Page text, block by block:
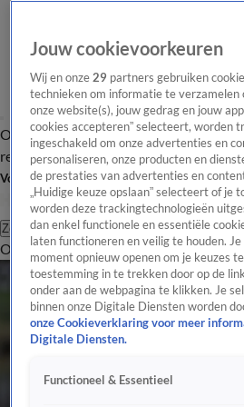
Overzicht Laatste nieuws Regionieuws Het
redactie
Volg Hart van Nederland
Zoeken
OverzichtRegioUitzendingenWeer
Jouw cookievoorkeuren
Wij en onze29 partners gebruiken
technieken om informatie te verzamelen
onze website(s), jouw gedrag en jouw
cookies accepteren” selecteert, worden
ingeschakeld om onze advertenties en
personaliseren, onze producten en
de prestaties van advertenties en
„Huidige keuze opslaan” selecteert of je
worden deze trackingtechnologieën
dan enkel functionele en essentiële
laten functioneren en veilig te houden.
moment opnieuw openen om je keuzes
toestemming in te trekken door op de
onder aan de webpagina te klikken. Je
binnen onze Digitale Diensten worden
onze Cookieverklaring voor meer
Digitale Diensten.
Functioneel & Essentieel